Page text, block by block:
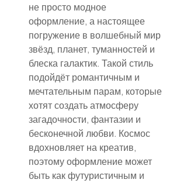
не просто модное
оформление, а настоящее
погружение в волшебный мир
звёзд, планет, туманностей и
блеска галактик. Такой стиль
подойдёт романтичным и
мечтательным парам, которые
хотят создать атмосферу
загадочности, фантазии и
бесконечной любви. Космос
вдохновляет на креатив,
поэтому оформление может
быть как футуристичным и